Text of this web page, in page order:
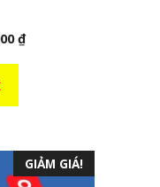
₫Giá
GIẢM GIÁ!